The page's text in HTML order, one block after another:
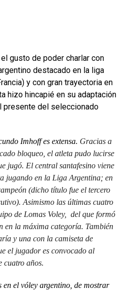
gusto de poder charlar con
destacado en la liga
y con gran trayectoria en
hizo hincapié en su adaptación
presente del seleccionado
Imhoff es extensa. Gracias a
bloqueo, el atleta pudo lucirse
jugó. El central santafesino viene
jugando en la Liga Argentina; en
(dicho título fue el tercero
Asimismo las últimas cuatro
de Lomas Voley, del que formó
en la máxima categoría. También
y una con la camiseta de
el jugador es convocado al
cuatro años.
en el vóley argentino, de mostrar